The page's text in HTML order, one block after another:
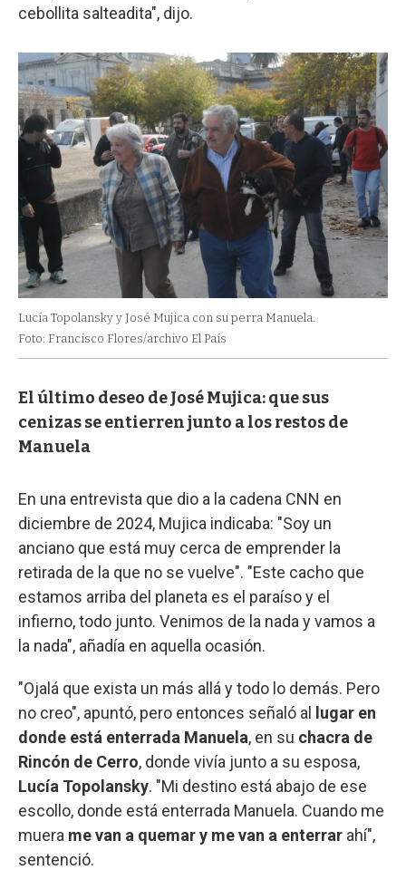
cebollita salteadita", dijo.
Lucía Topolansky y José Mujica con su perra Manuela.
Foto: Francisco Flores/archivo El País
El último deseo de José Mujica: que sus
cenizas se entierren junto a los restos de
Manuela
En una entrevista que dio a la cadena CNN en
diciembre de 2024, Mujica indicaba: "Soy un
anciano que está muy cerca de emprender la
retirada de la que no se vuelve". "Este cacho que
estamos arriba del planeta es el paraíso y el
infierno, todo junto. Venimos de la nada y vamos a
la nada", añadía en aquella ocasión.
"Ojalá que exista un más allá y todo lo demás. Pero
no creo", apuntó, pero entonces señaló al
lugar en
donde está enterrada Manuela, en su chacra de
Rincón de Cerro, donde vivía junto a su esposa,
Lucía Topolansky. "Mi destino está abajo de ese
escollo, donde está enterrada Manuela. Cuando me
muera me van a quemar y me van a enterrar ahí",
sentenció.